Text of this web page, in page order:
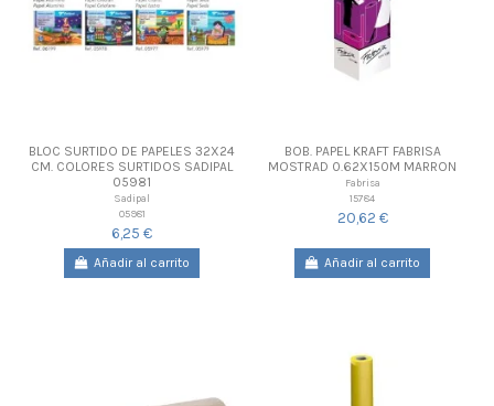
BLOC SURTIDO DE PAPELES 32X24
CM. COLORES SURTIDOS SADIPAL
05981
Sadipal
05981
6,25 €
Añadir al carrito
BOB. PAPEL KRAFT FABRISA
MOSTRAD 0.62X150M MARRON
Fabrisa
15784
20,62 €
Añadir al carrito